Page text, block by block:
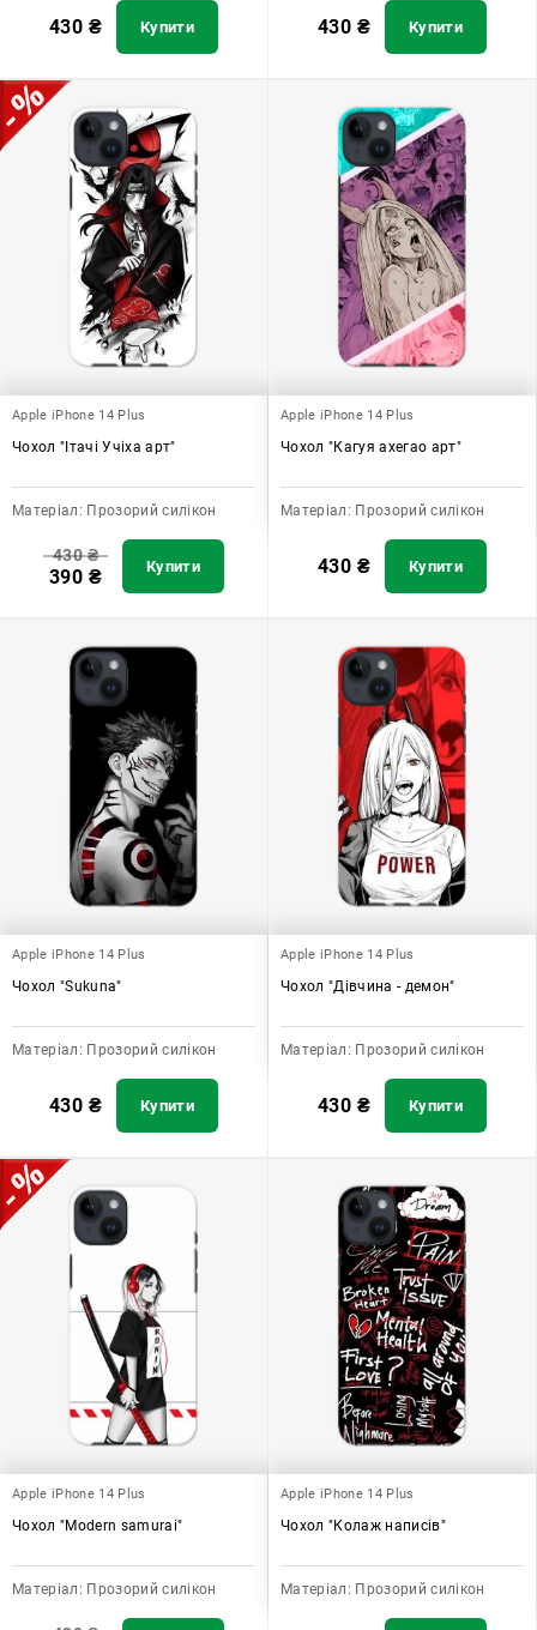
430 ₴ Купити 430 ₴ Купити
Apple iPhone 14 Plus
Чохол "Ітачі Учіха арт"
Матеріал: Прозорий силікон
430₴
390 ₴ Купити
Apple iPhone 14 Plus
Чохол "Кагуя ахегао арт"
Матеріал: Прозорий силікон
430 ₴ Купити
Apple iPhone 14 Plus
Чохол "Sukuna"
Матеріал: Прозорий силікон
430 ₴ Купити
Apple iPhone 14 Plus
Чохол "Дівчина - демон"
Матеріал: Прозорий силікон
430 ₴ Купити
Apple iPhone 14 Plus
Чохол "Modern samurai"
Матеріал: Прозорий силікон
Apple iPhone 14 Plus
Чохол "Колаж написів"
Матеріал: Прозорий силікон